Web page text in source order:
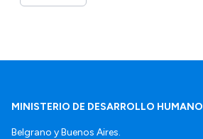
MINISTERIO DE DESARROLLO HUMANO
Belgrano y Buenos Aires.